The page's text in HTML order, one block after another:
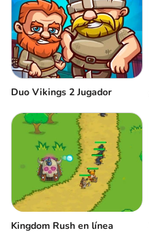
Duo Vikings 2 Jugador
Kingdom Rush en línea